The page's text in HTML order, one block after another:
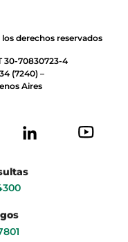
derechos reservados
30-70830723-4
(7240) –
Aires